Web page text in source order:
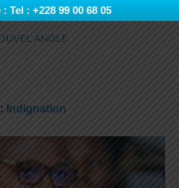
Tel : +228 99 00 68 05
Indignation